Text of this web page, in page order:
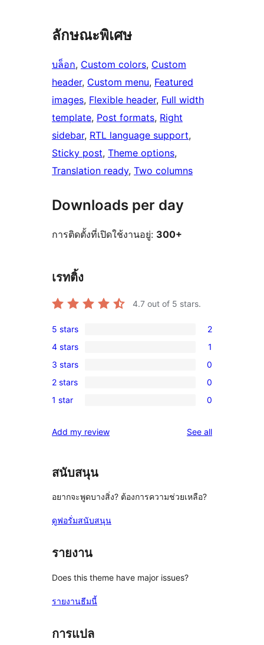
ลักษณะพิเศษ
บล็อก, Custom colors, Custom
header, Custom menu, Featured
images, Flexible header, Full width
template, Post formats, Right
sidebar, RTL language support
Sticky post, Theme options
Translation ready, Two columns
Downloads per day
การติดตั้งที่เปิดใช้งานอยู่: 300+
เรทติ้ง
4.7 out of 5 stars.
2
5-
star
reviews
5 stars 2
1
4-
star
review
4 stars 1
0
3-
star
3 stars 0
0
2-
reviews
2 stars 0
0
star
1 star 0
Add my review See allreviews
สนับสนุน
อยากจะพูดบางสิ่ง? ต้องการความช่วยเหลือ?
ดูฟอรั่มสนับสนุน
รายงาน
Does this theme have major issues?
รายงานธีมนี้
การแปล